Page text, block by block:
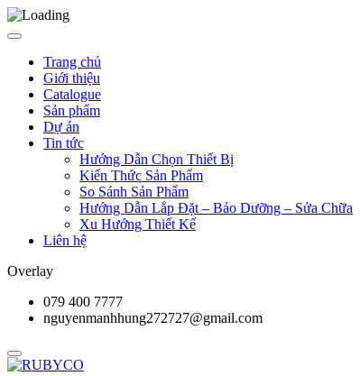
Trang chủ
Giới thiệu
Catalogue
Sản phẩm
Dự án
Tin tức
Hướng Dẫn Chọn Thiết Bị
Kiến Thức Sản Phẩm
So Sánh Sản Phẩm
Hướng Dẫn Lắp Đặt – Bảo Dưỡng – Sửa Chữa
Xu Hướng Thiết Kế
Liên hệ
Overlay
079 400 7777
nguyenmanhhung272727@gmail.com